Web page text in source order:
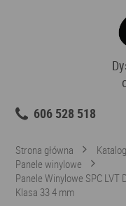
606 528 518
Strona główna
Panele winylowe
Panele Winylowe SPC LVT
Klasa 33 4 mm